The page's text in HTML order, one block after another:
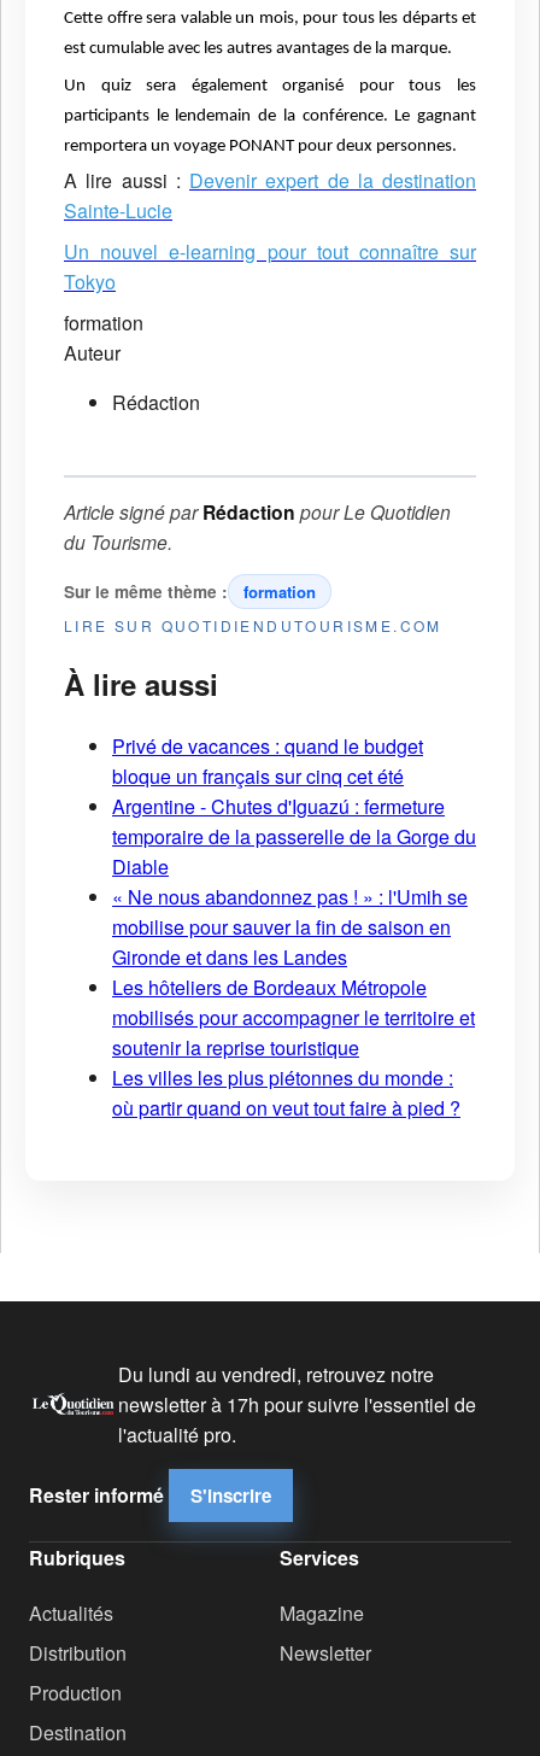
Cette offre sera valable un mois, pour tous les départs et
est cumulable avec les autres avantages de la marque.
Un quiz sera également organisé pour tous les
participants le lendemain de la conférence. Le gagnant
remportera un voyage PONANT pour deux personnes.
A lire aussi : Devenir expert de la destination
Sainte-Lucie
Un nouvel e-learning pour tout connaître sur
Tokyo
formation
Auteur
Rédaction
Article signé parRédaction pourLe Quotidien
du Tourisme.
Sur le même thème : formation
LIRE SUR QUOTIDIENDUTOURISME.COM
À lire aussi
Privé de vacances : quand le budget
bloque un français sur cinq cet été
Argentine - Chutes d'Iguazú : fermeture
temporaire de la passerelle de la Gorge du
Diable
« Ne nous abandonnez pas ! » : l'Umih se
mobilise pour sauver la fin de saison en
Gironde et dans les Landes
Les hôteliers de Bordeaux Métropole
mobilisés pour accompagner le territoire et
soutenir la reprise touristique
Les villes les plus piétonnes du monde :
où partir quand on veut tout faire à pied ?
Du lundi au vendredi, retrouvez notre
newsletter à 17h pour suivre l'essentiel de
l'actualité pro.
Rester informé S'inscrire
Rubriques
Actualités
Distribution
Production
Destination
Services
Magazine
Newsletter